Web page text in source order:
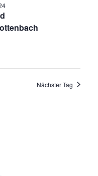
Nächster Tag